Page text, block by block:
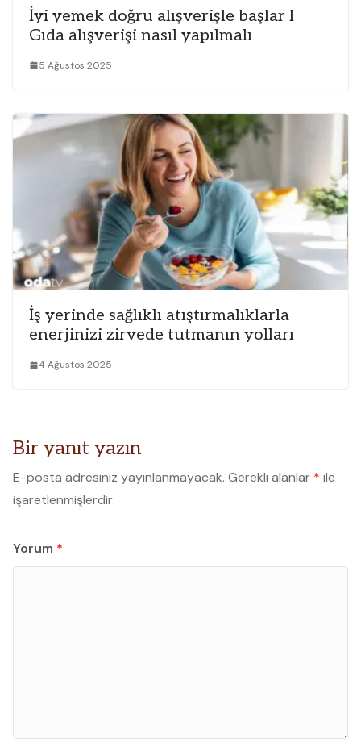
İyi yemek doğru alışverişle başlar I
Gıda alışverişi nasıl yapılmalı
5 Ağustos 2025
İş yerinde sağlıklı atıştırmalıklarla
enerjinizi zirvede tutmanın yolları
4 Ağustos 2025
Bir yanıt yazın
E-posta adresiniz yayınlanmayacak. Gerekli alanlar * ile
işaretlenmişlerdir
Yorum *